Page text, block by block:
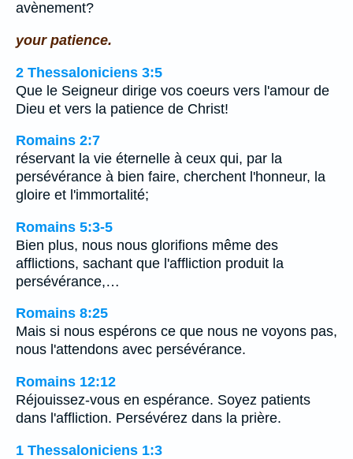
avènement?
your patience.
2 Thessaloniciens 3:5
Que le Seigneur dirige vos coeurs vers l'amour de
Dieu et vers la patience de Christ!
Romains 2:7
réservant la vie éternelle à ceux qui, par la
persévérance à bien faire, cherchent l'honneur, la
gloire et l'immortalité;
Romains 5:3-5
Bien plus, nous nous glorifions même des
afflictions, sachant que l'affliction produit la
persévérance,…
Romains 8:25
Mais si nous espérons ce que nous ne voyons pas,
nous l'attendons avec persévérance.
Romains 12:12
Réjouissez-vous en espérance. Soyez patients
dans l'affliction. Persévérez dans la prière.
1 Thessaloniciens 1:3